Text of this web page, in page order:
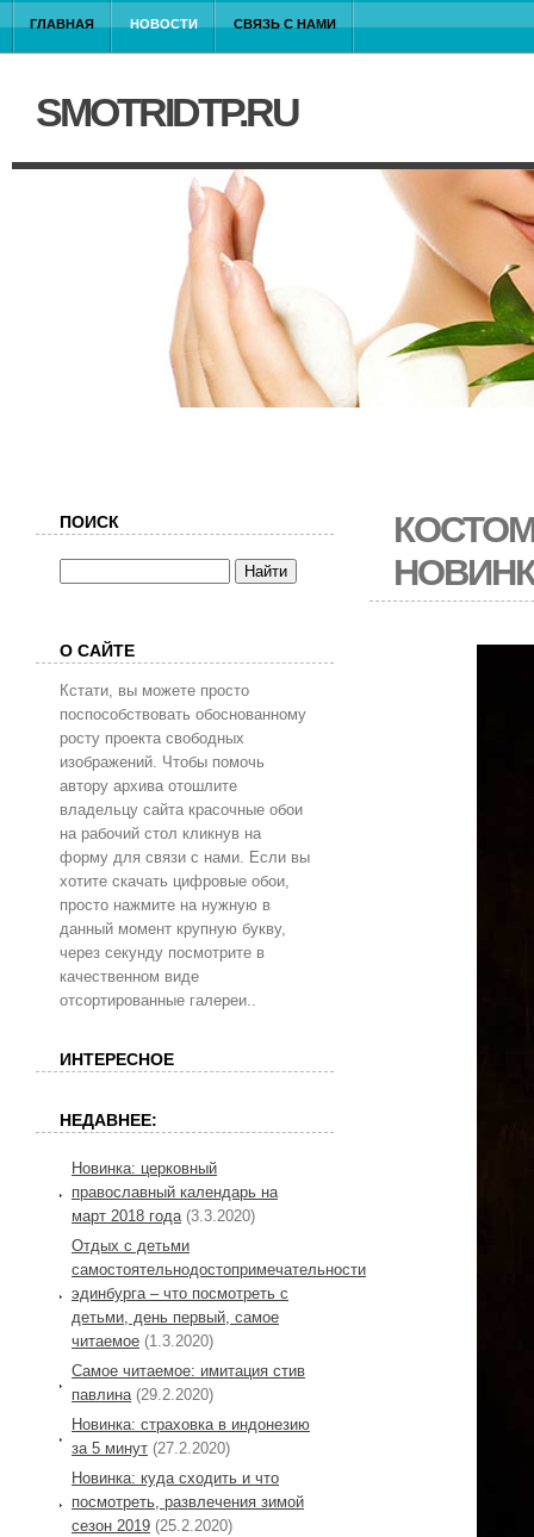
ГЛАВНАЯ НОВОСТИ СВЯЗЬ С НАМИ
SMOTRIDTP.RU
ПОИСК
О САЙТЕ
Кстати, вы можете просто
поспособствовать обоснованному
росту проекта свободных
изображений. Чтобы помочь
автору архива отошлите
владельцу сайта красочные обои
на рабочий стол кликнув на
форму для связи с нами. Если вы
хотите скачать цифровые обои,
просто нажмите на нужную в
данный момент крупную букву,
через секунду посмотрите в
качественном виде
отсортированные галереи..
ИНТЕРЕСНОЕ
НЕДАВНЕЕ:
Новинка: церковный
православный календарь на
март 2018 года (3.3.2020)
Отдых с детьми
самостоятельнодостопримечательности
эдинбурга – что посмотреть с
детьми, день первый, самое
читаемое (1.3.2020)
Самое читаемое: имитация стив
павлина (29.2.2020)
Новинка: страховка в индонезию
за 5 минут (27.2.2020)
Новинка: куда сходить и что
посмотреть, развлечения зимой
сезон 2019 (25.2.2020)